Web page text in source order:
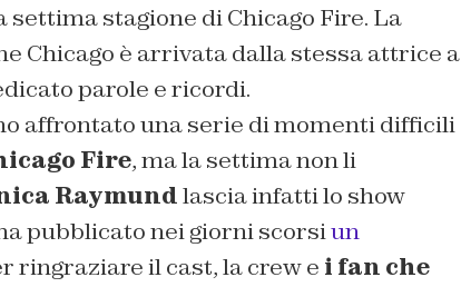
stagione di Chicago Fire. La
Chicago è arrivata dalla stessa attrice a
parole e ricordi.
affrontato una serie di momenti difficili
Fire, ma la settima non li
Raymundlascia infatti lo show
pubblicato nei giorni scorsiun
ringraziare il cast, la crew e i fan che